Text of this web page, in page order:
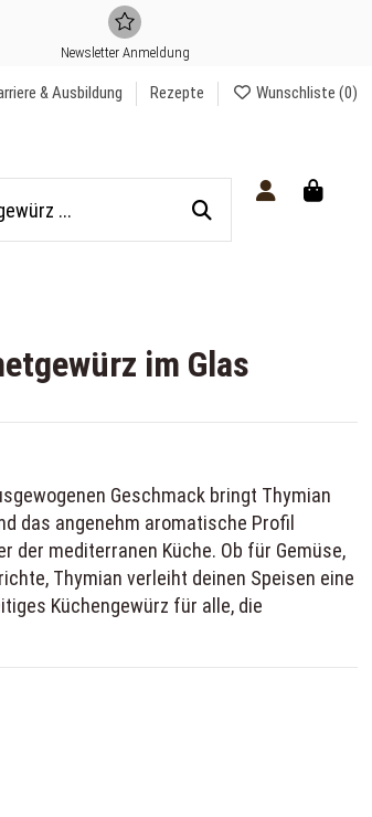
Newsletter Anmeldung
& Ausbildung Rezepte Wunschliste (0)
im Glas
Geschmack bringt Thymian
das angenehm aromatische Profil
der mediterranen Küche. Ob für Gemüse,
Thymian verleiht deinen Speisen eine
Küchengewürz für alle, die